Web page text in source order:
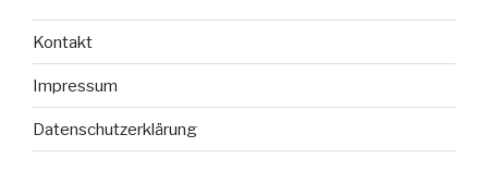
Kontakt
Impressum
Datenschutzerklärung